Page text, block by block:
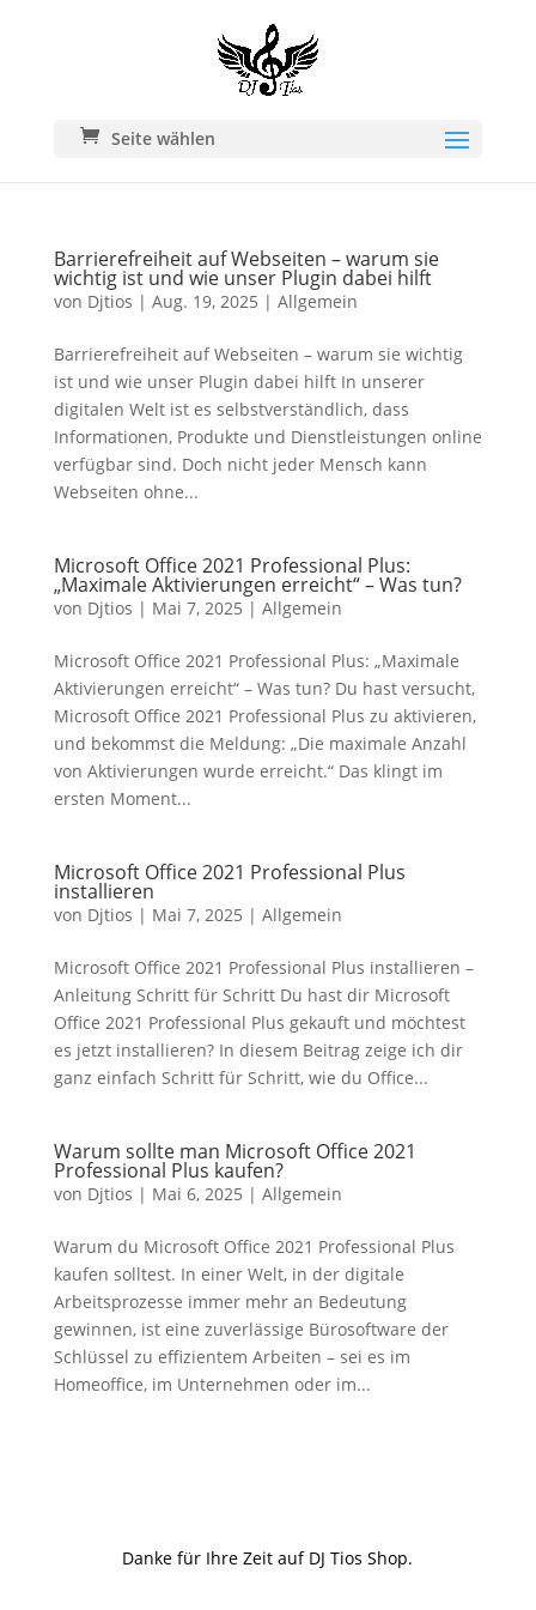
Seite wählen
Barrierefreiheit auf Webseiten – warum sie
wichtig ist und wie unser Plugin dabei hilft
von Djtios | Aug. 19, 2025 | Allgemein
Barrierefreiheit auf Webseiten – warum sie wichtig
ist und wie unser Plugin dabei hilft In unserer
digitalen Welt ist es selbstverständlich, dass
Informationen, Produkte und Dienstleistungen online
verfügbar sind. Doch nicht jeder Mensch kann
Webseiten ohne...
Microsoft Office 2021 Professional Plus:
„Maximale Aktivierungen erreicht“ – Was tun?
von Djtios | Mai 7, 2025 | Allgemein
Microsoft Office 2021 Professional Plus: „Maximale
Aktivierungen erreicht“ – Was tun? Du hast versucht,
Microsoft Office 2021 Professional Plus zu aktivieren,
und bekommst die Meldung: „Die maximale Anzahl
von Aktivierungen wurde erreicht.“ Das klingt im
ersten Moment...
Microsoft Office 2021 Professional Plus
installieren
von Djtios | Mai 7, 2025 | Allgemein
Microsoft Office 2021 Professional Plus installieren –
Anleitung Schritt für Schritt Du hast dir Microsoft
Office 2021 Professional Plus gekauft und möchtest
es jetzt installieren? In diesem Beitrag zeige ich dir
ganz einfach Schritt für Schritt, wie du Office...
Warum sollte man Microsoft Office 2021
Professional Plus kaufen?
von Djtios | Mai 6, 2025 | Allgemein
Warum du Microsoft Office 2021 Professional Plus
kaufen solltest. In einer Welt, in der digitale
Arbeitsprozesse immer mehr an Bedeutung
gewinnen, ist eine zuverlässige Bürosoftware der
Schlüssel zu effizientem Arbeiten – sei es im
Homeoffice, im Unternehmen oder im...
Danke für Ihre Zeit auf DJ Tios Shop.